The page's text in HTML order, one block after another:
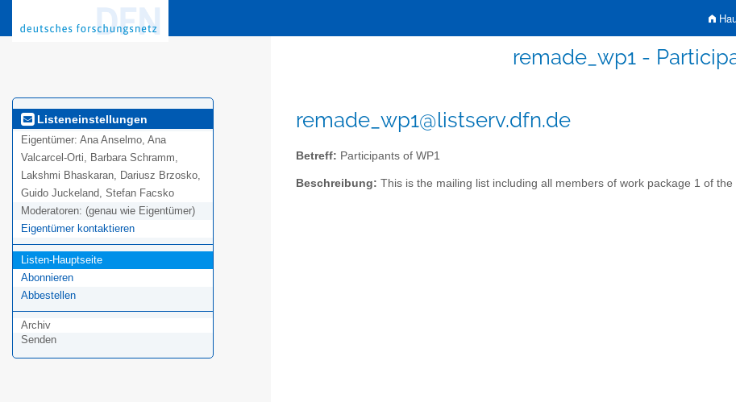
remade_wp1 -
Listeneinstellungen
Eigentümer: Ana Anselmo, Ana
Valcarcel-Orti, Barbara Schramm,
Lakshmi Bhaskaran, Dariusz Brzosko,
Guido Juckeland, Stefan Facsko
Moderatoren: (genau wie Eigentümer)
Eigentümer kontaktieren
Listen-Hauptseite
Abonnieren
Abbestellen
Archiv
Senden
remade_wp1@listserv.dfn.de
Betreff: Participants of WP1
Beschreibung: This is the mailing list including all members of work package 1 of